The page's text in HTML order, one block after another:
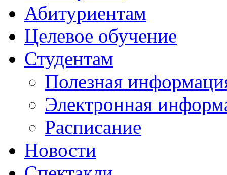
Абитуриентам
Целевое обучение
Студентам
Полезная
Электронная
Расписание
Новости